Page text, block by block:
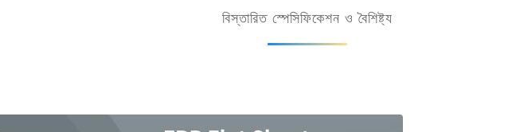
বিস্তারিত স্পেসিফিকেশন ও বৈশিষ্ট্য